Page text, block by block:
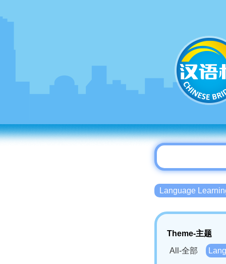
Language
Theme-主题
All-全部